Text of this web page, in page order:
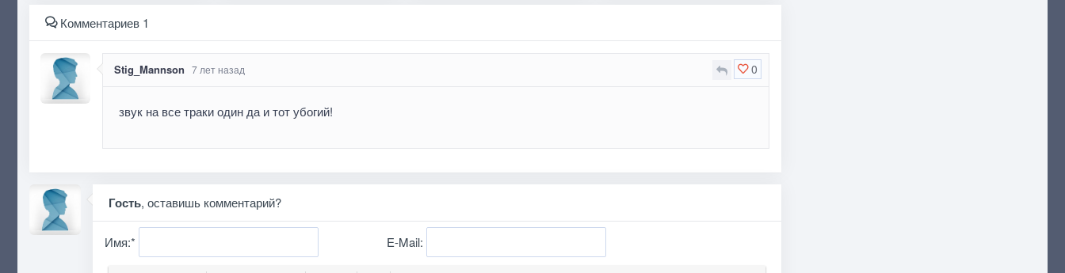
Комментариев 1
0
Stig_Mannson 7 лет назад
звук на все траки один да и тот убогий!
Гость, оставишь комментарий?
Имя:* E-Mail: